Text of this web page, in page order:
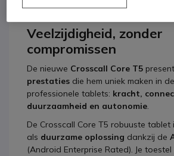
Veelzijdigheid, zonder
compromissen
De nieuwe Crosscall Core T5
prestaties die hem uniek maken in
professionele tablets: kracht,
duurzaamheid en autonomie.
De Crosscall Core T5 robuuste
als duurzame oplossing dankzij de
(Android Enterprise Rated). Je toestel